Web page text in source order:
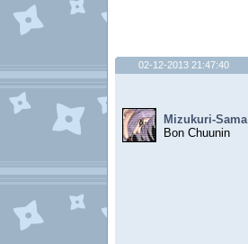
02-12-2013 21:47:40
Mizukuri-Sama
Bon Chuunin